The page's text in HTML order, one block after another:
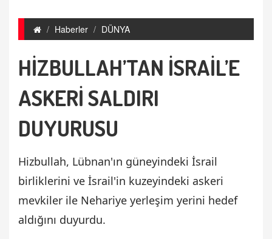
Haberler DÜNYA
HİZBULLAH’TAN İSRAİL’E
ASKERİ SALDIRI
DUYURUSU
Hizbullah, Lübnan'ın güneyindeki İsrail
birliklerini ve İsrail'in kuzeyindeki askeri
mevkiler ile Nehariye yerleşim yerini hedef
aldığını duyurdu.